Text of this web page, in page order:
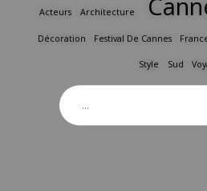
Acteurs Architecture
Décoration Festival De Cannes
Style Sud